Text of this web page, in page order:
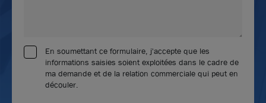
En soumettant ce formulaire, j'accepte que les
informations saisies soient exploitées dans le cadre de
ma demande et de la relation commerciale qui peut en
découler.